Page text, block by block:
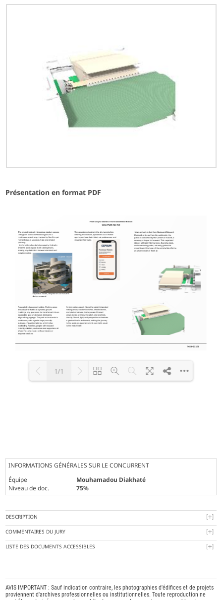
Présentation en format PDF
1/1
INFORMATIONS GÉNÉRALES SUR LE CONCURRENT
Équipe
Mouhamadou Diakhaté
Niveau de doc.
75%
DESCRIPTION
COMMENTAIRES DU JURY
LISTE DES DOCUMENTS ACCESSIBLES
AVIS IMPORTANT : Sauf indication contraire, les photographies d'édifices et de projets
proviennent d'archives professionnelles ou institutionnelles. Toute reproduction ne